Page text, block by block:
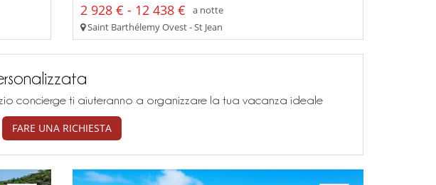
2 928 € - 12 438 €
a notte
Saint Barthélemy Ovest - St Jean
concierge ti aiuteranno a organizzare la tua vacanza ideale
FARE UNA RICHIESTA